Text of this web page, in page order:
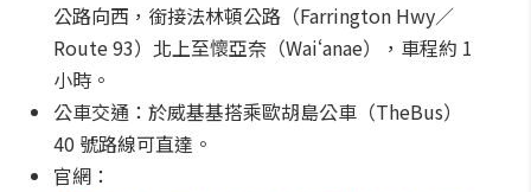
公路向西，銜接法林頓公路（Farrington Hwy／
Route 93）北上至懷亞奈（Waiʻanae），車程約 1
小時。
公車交通：於威基基搭乘歐胡島公車（TheBus）
40 號路線可直達。
官網：